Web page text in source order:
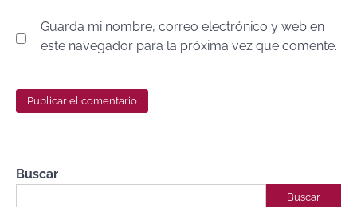
Guarda mi nombre, correo electrónico y web en
este navegador para la próxima vez que comente.
Buscar
Buscar